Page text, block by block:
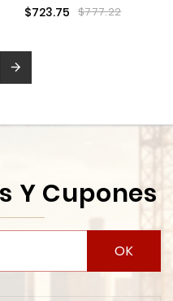
URREA 814UI
$723.75 $777.22

Y Cupones
OK